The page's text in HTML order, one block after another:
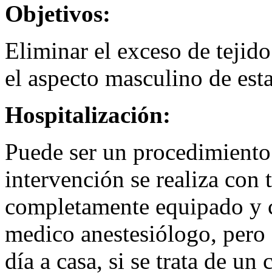
Objetivos:
Eliminar el exceso de
el aspecto masculino de
Hospitalización:
Puede ser un
intervención se realiza con
completamente equipado y
medico anestesiólogo,
día a casa, si se trata de un